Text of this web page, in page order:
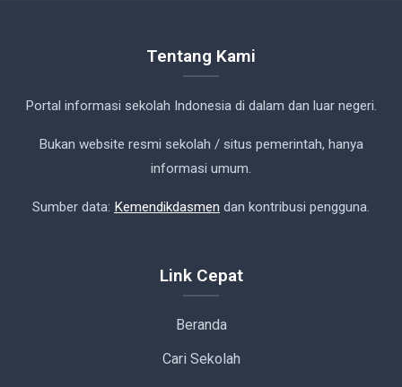
Tentang Kami
Portal informasi sekolah Indonesia di dalam dan luar negeri.
Bukan website resmi sekolah / situs pemerintah, hanya
informasi umum.
Sumber data: Kemendikdasmen dan kontribusi pengguna.
Link Cepat
Beranda
Cari Sekolah